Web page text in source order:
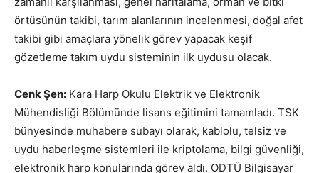
örtüsünün takibi, tarım alanlarının incelenmesi, doğal afet
takibi gibi amaçlara yönelik görev yapacak keşif
gözetleme takım uydu sisteminin ilk uydusu olacak.
Cenk Şen: Kara Harp Okulu Elektrik ve Elektronik
Mühendisliği Bölümünde lisans eğitimini tamamladı. TSK
bünyesinde muhabere subayı olarak, kablolu, telsiz ve
uydu haberleşme sistemleri ile kriptolama, bilgi güvenliği,
elektronik harp konularında görev aldı. ODTÜ Bilgisayar